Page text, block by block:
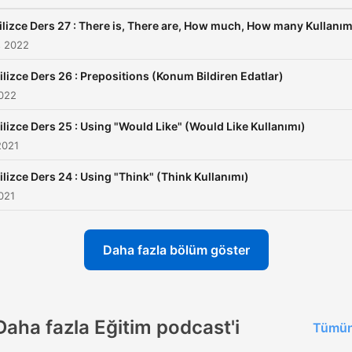
Ders 27 : There is, There are, How much, How many
2022
Ders 26 : Prepositions (Konum Bildiren Edatlar)
Ders 25 : Using "Would Like" (Would Like Kullanımı)
Ders 24 : Using "Think" (Think Kullanımı)
Daha fazla bölüm göster
fazla Eğitim podcast'i